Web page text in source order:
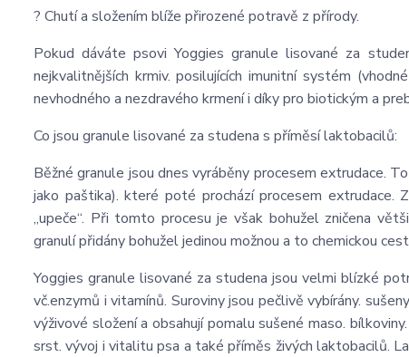
? Chutí a složením blíže přirozené potravě z přírody.
Pokud dáváte psovi Yoggies granule lisované za
nejkvalitnějších krmiv. posilujících imunitní systém
nevhodného a nezdravého krmení i díky pro biotickým a
Co jsou granule lisované za studena s příměsí laktobacilů:
Běžné granule jsou dnes vyráběny procesem extrudace.
jako paštika). které poté prochází procesem
„upeče“. Při tomto procesu je však bohužel zničena
granulí přidány bohužel jedinou možnou a to chemickou
Yoggies granule lisované za studena jsou velmi blízké
vč.enzymů i vitamínů. Suroviny jsou pečlivě vybírány.
výživové složení a obsahují pomalu sušené maso.
srst. vývoj i vitalitu psa a také příměs živých laktobacilů.